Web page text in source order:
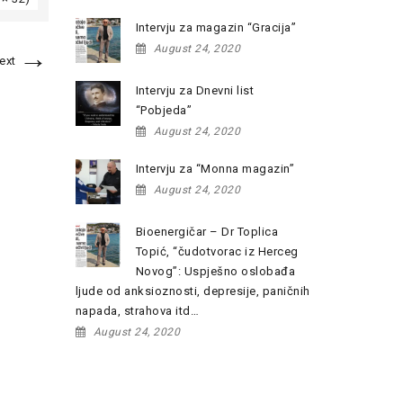
→
Intervju za magazin “Gracija”
August 24, 2020
Intervju za Dnevni list
“Pobjeda”
August 24, 2020
Intervju za “Monna magazin”
August 24, 2020
Bioenergičar – Dr Toplica
Topić, “čudotvorac iz Herceg
Novog”: Uspješno oslobađa
ljude od anksioznosti, depresije, paničnih
napada, strahova itd…
August 24, 2020